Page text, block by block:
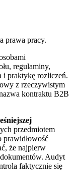
prawa pracy.
regulaminy,
i praktykę rozliczeń.
z rzeczywistym
kontraktu B2B
przedmiotem
prawidłowość
że najpierw
Audyt
faktycznie się